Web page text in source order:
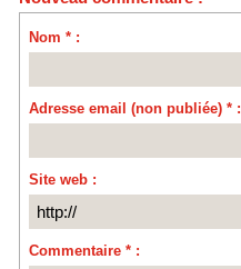
Nom * :
Adresse email (non publiée) * :
Site web :
Commentaire * :